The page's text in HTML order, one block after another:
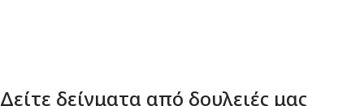
Δείτε δείγματα από δουλειές μας